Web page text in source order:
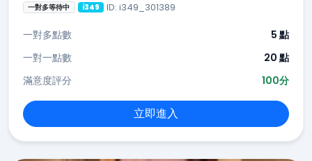
一對多等待中 i349 ID: i349_301389
一對多點數
5 點
一對一點數
20 點
滿意度評分
100分
立即進入